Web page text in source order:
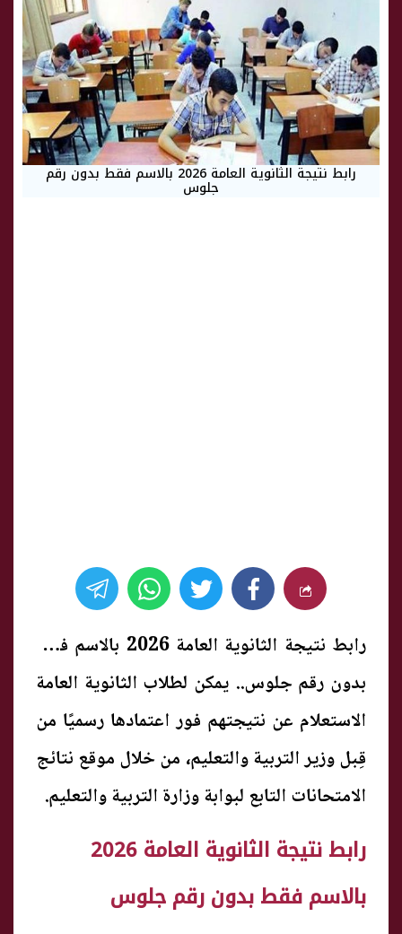
رابط نتيجة الثانوية العامة 2026 بالاسم فقط بدون رقم
جلوس
رابط نتيجة الثانوية العامة 2026 بالاسم فقط
بدون رقم جلوس.. يمكن لطلاب الثانوية العامة
الاستعلام عن نتيجتهم فور اعتمادها رسميًا من
قِبل وزير التربية والتعليم، من خلال موقع نتائج
الامتحانات التابع لبوابة وزارة التربية والتعليم.
رابط نتيجة الثانوية العامة 2026
بالاسم فقط بدون رقم جلوس